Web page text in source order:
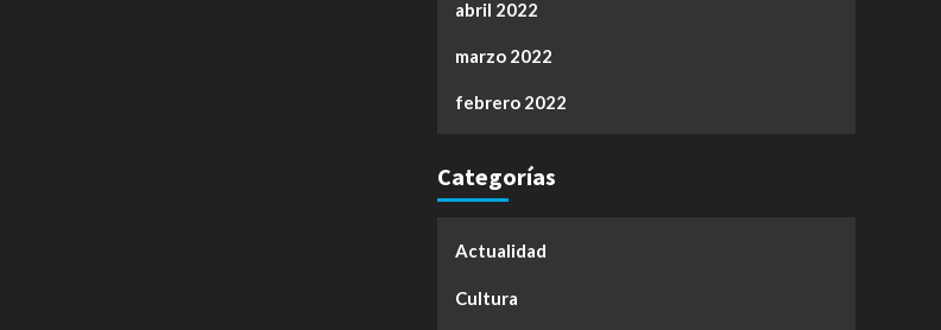
abril 2022
marzo 2022
febrero 2022
Categorías
Actualidad
Cultura